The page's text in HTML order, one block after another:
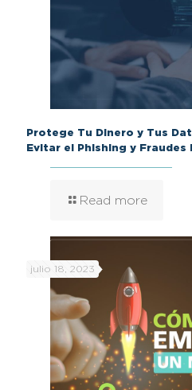
Protege Tu Dinero y Tus
Evitar el Phishing y Fraudes
Read more
julio 18, 2023